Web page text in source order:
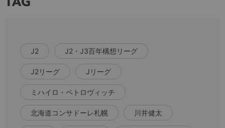
J2 J2・J3百年構想リーグ
J2リーグ Jリーグ
ミハイロ・ペトロヴィッチ
北海道コンサドーレ札幌 川井健太